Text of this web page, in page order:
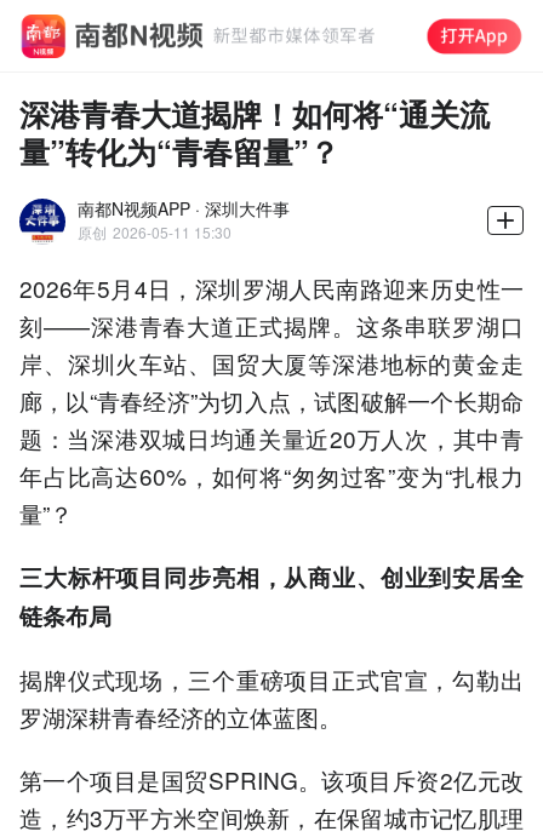
深港青春大道揭牌！如何将“通关流
量”转化为“青春留量”？
南都N视频APP · 深圳大件事
原创 2026-05-11 15:30
2026年5月4日，深圳罗湖人民南路迎来历史性一
刻——深港青春大道正式揭牌。这条串联罗湖口
岸、深圳火车站、国贸大厦等深港地标的黄金走
廊，以“青春经济”为切入点，试图破解一个长期命
题：当深港双城日均通关量近20万人次，其中青
年占比高达60%，如何将“匆匆过客”变为“扎根力
量”？
三大标杆项目同步亮相，从商业、创业到安居全
链条布局
揭牌仪式现场，三个重磅项目正式官宣，勾勒出
罗湖深耕青春经济的立体蓝图。
第一个项目是国贸SPRING。该项目斥资2亿元改
造，约3万平方米空间焕新，在保留城市记忆肌理